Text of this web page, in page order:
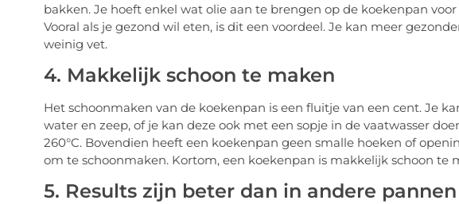
bakken. Je hoeft enkel wat olie aan te brengen op de koekenpan
Vooral als je gezond wil eten, is dit een voordeel. Je kan meer
weinig vet.
4. Makkelijk schoon te maken
Het schoonmaken van de koekenpan is een fluitje van een cent. Je
water en zeep, of je kan deze ook met een sopje in de vaatwasser
260°C. Bovendien heeft een koekenpan geen smalle hoeken of
om te schoonmaken. Kortom, een koekenpan is makkelijk schoon te
5. Results zijn beter dan in andere pannen